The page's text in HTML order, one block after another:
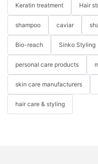
Keratin treatment Hair
shampoo caviar
Bio-reach Sinko Styling
personal care products
skin care manufacturers
hair care & styling